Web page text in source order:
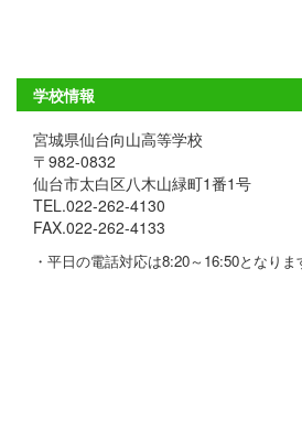
学校情報
宮城県仙台向山高等学校
〒982-0832
仙台市太白区八木山緑町1番1号
TEL.022-262-4130
FAX.022-262-4133
・平日の電話対応は8:20～16:50となりま